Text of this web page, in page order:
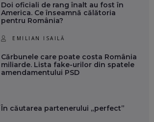
Doi oficiali de rang înalt au fost în
America. Ce înseamnă călătoria
pentru România?
EMILIAN ISAILĂ
Cărbunele care poate costa România
miliarde. Lista fake-urilor din spatele
amendamentului PSD
În căutarea partenerului „perfect”